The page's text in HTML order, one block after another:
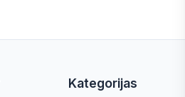
Kategorijas